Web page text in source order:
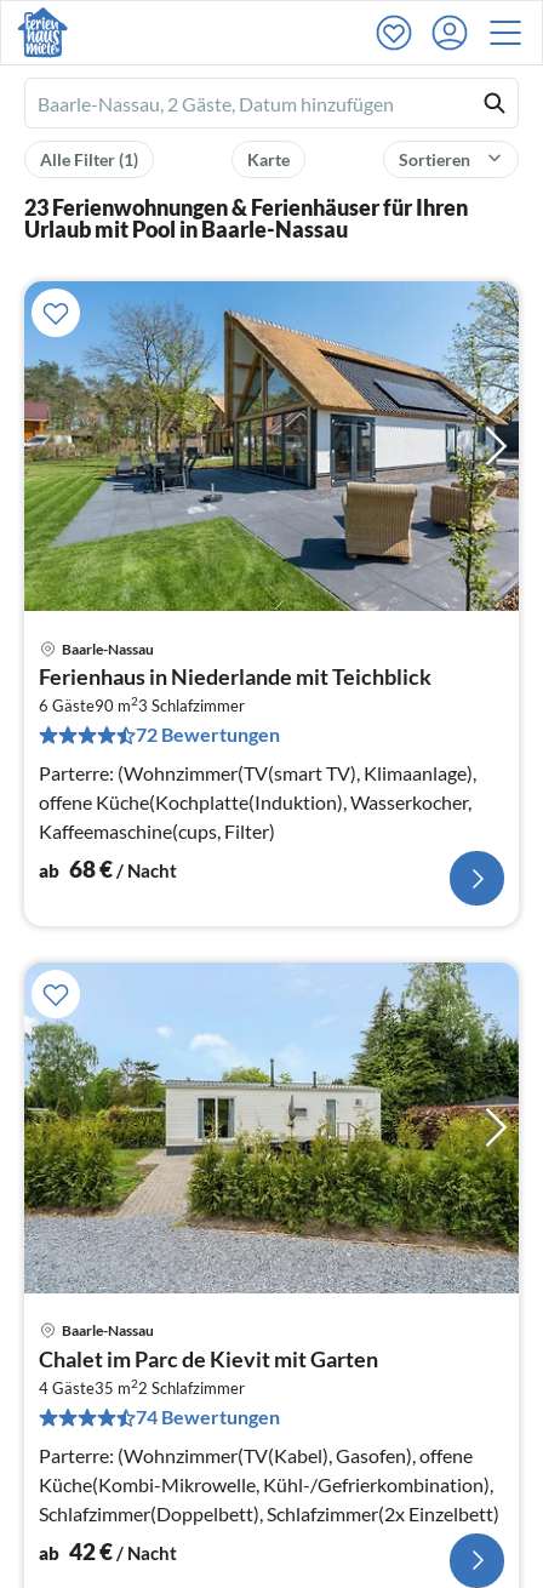
Ferienhausmiete
logo
Sortieren
Karte
Alle Filter(1)
23 Ferienwohnungen & Ferienhäuser für Ihren
Urlaub mit Pool in Baarle-Nassau
Baarle-Nassau
Ferienhaus in Niederlande mit Teichblick
6 Gäste90 m23 Schlafzimmer
72 Bewertungen
Parterre: (Wohnzimmer(TV(smart TV), Klimaanlage),
offene Küche(Kochplatte(Induktion), Wasserkocher,
Kaffeemaschine(cups, Filter)
ab 68€/ Nacht
Baarle-Nassau
Chalet im Parc de Kievit mit Garten
4 Gäste35 m22 Schlafzimmer
74 Bewertungen
Parterre: (Wohnzimmer(TV(Kabel), Gasofen), offene
Küche(Kombi-Mikrowelle, Kühl-/Gefrierkombination),
Schlafzimmer(Doppelbett), Schlafzimmer(2x Einzelbett)
ab 42€/ Nacht